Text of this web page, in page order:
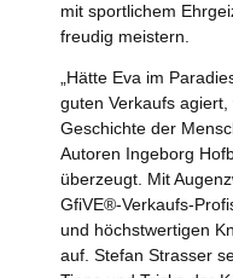
mit sportlichem
freudig meistern.
„Hätte Eva im
guten Verkaufs
Geschichte der
Autoren Ingeborg
überzeugt. Mit
GfiVE®-Verkaufs-
und höchstwertigen
auf. Stefan Strasser